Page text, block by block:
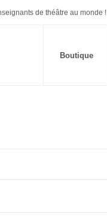
de théâtre au monde !
Boutique